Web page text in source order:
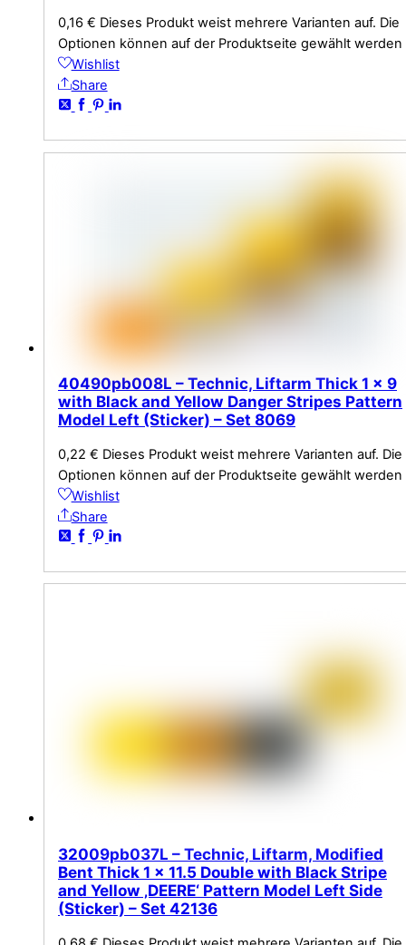
0,16 € Dieses Produkt weist mehrere Varianten auf. Die
Optionen können auf der Produktseite gewählt werden
Wishlist
Share
40490pb008L – Technic, Liftarm Thick 1 x 9
with Black and Yellow Danger Stripes Pattern
Model Left (Sticker) – Set 8069
0,22 € Dieses Produkt weist mehrere Varianten auf. Die
Optionen können auf der Produktseite gewählt werden
Wishlist
Share
32009pb037L – Technic, Liftarm, Modified
Bent Thick 1 x 11.5 Double with Black Stripe
and Yellow ‚DEERE‘ Pattern Model Left Side
(Sticker) – Set 42136